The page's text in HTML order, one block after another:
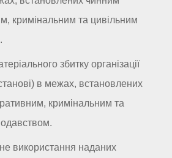
кримінальним та цивільним
збитку організації
в межах, встановлених
кримінальним та
використання наданих